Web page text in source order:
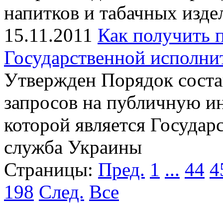
напитков и табачных
15.11.2011 Как получить
Государственной
Утвержден Порядок
запросов на публичную
которой является
служба Украины
Страницы: Пред. 1 ... 44
198 След. Все